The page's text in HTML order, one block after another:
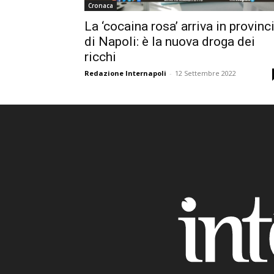
Cronaca
La ‘cocaina rosa’ arriva in
di Napoli: è la nuova droga dei
ricchi
Redazione Internapoli - 12 Settembre 2022